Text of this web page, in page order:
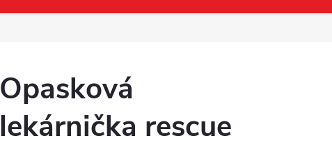
Opasková
lekárnička rescue